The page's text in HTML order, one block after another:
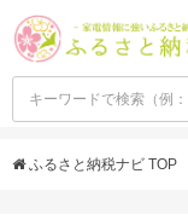
ふるさと納税ナビ TOP